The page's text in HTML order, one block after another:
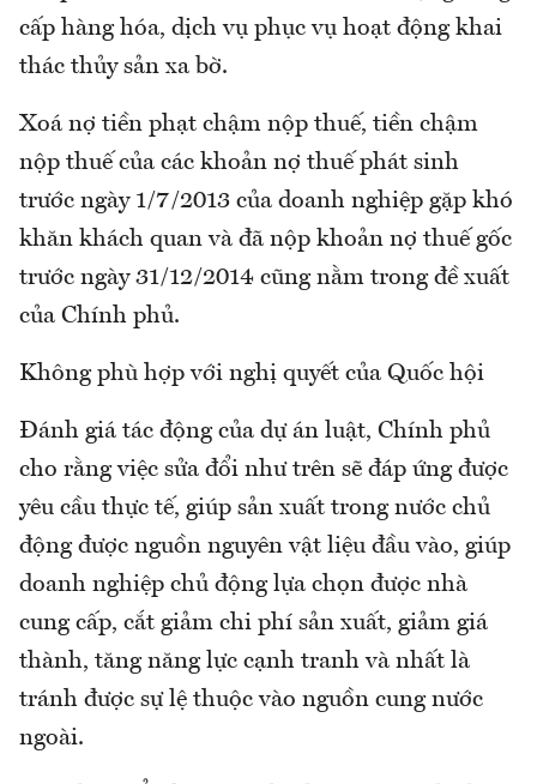
cấp hàng hóa, dịch vụ phục vụ hoạt động khai
thác thủy sản xa bờ.
Xoá nợ tiền phạt chậm nộp thuế, tiền chậm
nộp thuế của các khoản nợ thuế phát sinh
trước ngày 1/7/2013 của doanh nghiệp gặp khó
khăn khách quan và đã nộp khoản nợ thuế gốc
trước ngày 31/12/2014 cũng nằm trong đề xuất
của Chính phủ.
Không phù hợp với nghị quyết của Quốc hội
Đánh giá tác động của dự án luật, Chính phủ
cho rằng việc sửa đổi như trên sẽ đáp ứng được
yêu cầu thực tế, giúp sản xuất trong nước chủ
động được nguồn nguyên vật liệu đầu vào, giúp
doanh nghiệp chủ động lựa chọn được nhà
cung cấp, cắt giảm chi phí sản xuất, giảm giá
thành, tăng năng lực cạnh tranh và nhất là
tránh được sự lệ thuộc vào nguồn cung nước
ngoài.